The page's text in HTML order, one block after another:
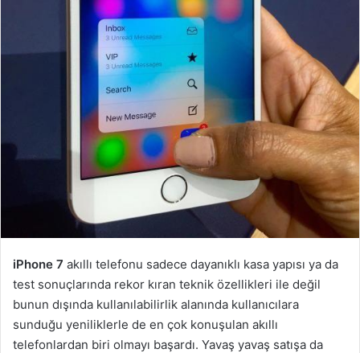
iPhone 7 akıllı telefonu sadece dayanıklı kasa yapısı ya da
test sonuçlarında rekor kıran teknik özellikleri ile değil
bunun dışında kullanılabilirlik alanında kullanıcılara
sunduğu yeniliklerle de en çok konuşulan akıllı
telefonlardan biri olmayı başardı. Yavaş yavaş satışa da